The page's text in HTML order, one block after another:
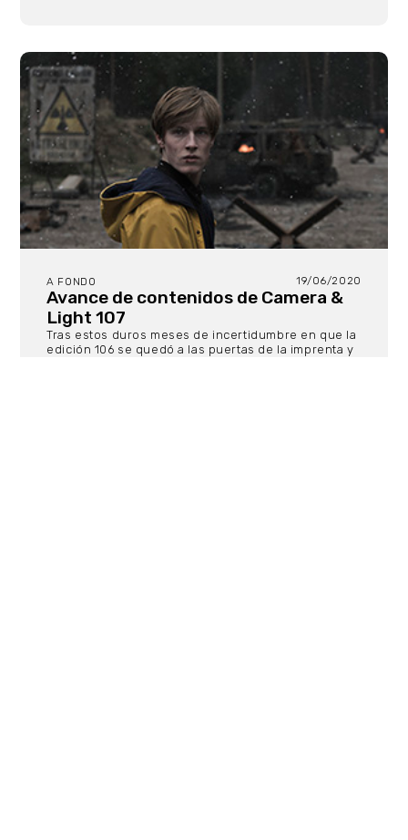
A FONDO 19/06/2020
Avance de contenidos de Camera &
Light 107
Tras estos duros meses de incertidumbre en que la
edición 106 se quedó a las puertas de la imprenta y